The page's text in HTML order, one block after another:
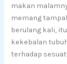
makan
memang
berulang kali,
kekebalan
terhadap